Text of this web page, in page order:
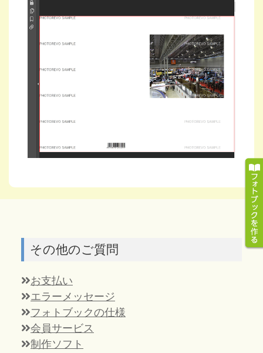
その他のご質問
お支払い
エラーメッセージ
フォトブックの仕様
会員サービス
制作ソフト